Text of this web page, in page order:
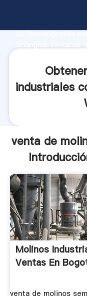
de investigación
clientes.
industriales
venta de
Molinos
Ventas En
venta de molinos